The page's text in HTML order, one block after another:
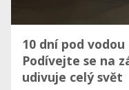
10 dní pod
Podívejte se na
udivuje celý svět